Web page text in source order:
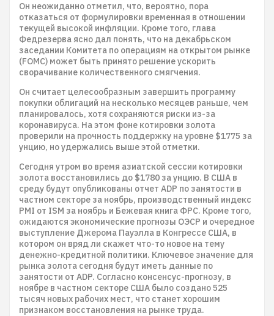
Он неожиданно отметил, что, вероятно, пора
отказаться от формулировки временная в отношении
текущей высокой инфляции. Кроме того, глава
Федрезерва ясно дал понять, что на декабрьском
заседании Комитета по операциям на открытом рынке
(FOMC) может быть принято решение ускорить
сворачивание количественного смягчения.
Он считает целесообразным завершить программу
покупки облигаций на несколько месяцев раньше, чем
планировалось, хотя сохраняются риски из-за
коронавируса. На этом фоне котировки золота
проверили на прочность поддержку на уровне $1775 за
унцию, но удержались выше этой отметки.
Сегодня утром во время азиатской сессии котировки
золота восстановились до $1780 за унцию. В США в
среду будут опубликованы отчет ADP по занятости в
частном секторе за ноябрь, производственный индекс
PMI от ISM за ноябрь и Бежевая книга ФРС. Кроме того,
ожидаются экономические прогнозы ОЭСР и очередное
выступление Джерома Пауэлла в Конгрессе США, в
котором он вряд ли скажет что-то новое на тему
денежно-кредитной политики. Ключевое значение для
рынка золота сегодня будут иметь данные по
занятости от ADP. Согласно консенсус-прогнозу, в
ноябре в частном секторе США было создано 525
тысяч новых рабочих мест, что станет хорошим
признаком восстановления на рынке труда.